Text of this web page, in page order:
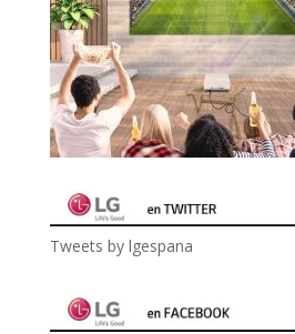
Tweets by lgespana